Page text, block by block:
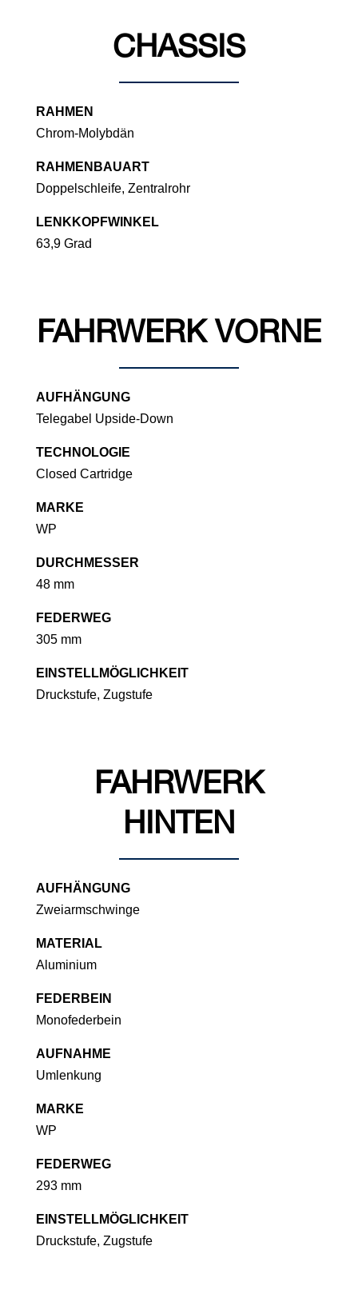
CHASSIS
RAHMEN
Chrom-Molybdän
RAHMENBAUART
Doppelschleife, Zentralrohr
LENKKOPFWINKEL
63,9 Grad
FAHRWERK VORNE
AUFHÄNGUNG
Telegabel Upside-Down
TECHNOLOGIE
Closed Cartridge
MARKE
WP
DURCHMESSER
48 mm
FEDERWEG
305 mm
EINSTELLMÖGLICHKEIT
Druckstufe, Zugstufe
FAHRWERK
HINTEN
AUFHÄNGUNG
Zweiarmschwinge
MATERIAL
Aluminium
FEDERBEIN
Monofederbein
AUFNAHME
Umlenkung
MARKE
WP
FEDERWEG
293 mm
EINSTELLMÖGLICHKEIT
Druckstufe, Zugstufe